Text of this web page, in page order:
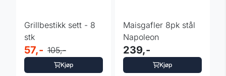
Grillbestikk sett - 8
stk
57,- 105,-
Kjøp
Maisgafler 8pk stål
Napoleon
239,-
Kjøp